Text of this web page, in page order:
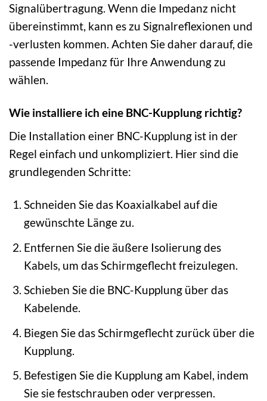
Signalübertragung. Wenn die Impedanz nicht
übereinstimmt, kann es zu Signalreflexionen und
-verlusten kommen. Achten Sie daher darauf, die
passende Impedanz für Ihre Anwendung zu
wählen.
Wie installiere ich eine BNC-Kupplung richtig?
Die Installation einer BNC-Kupplung ist in der
Regel einfach und unkompliziert. Hier sind die
grundlegenden Schritte:
Schneiden Sie das Koaxialkabel auf die
gewünschte Länge zu.
Entfernen Sie die äußere Isolierung des
Kabels, um das Schirmgeflecht freizulegen.
Schieben Sie die BNC-Kupplung über das
Kabelende.
Biegen Sie das Schirmgeflecht zurück über die
Kupplung.
Befestigen Sie die Kupplung am Kabel, indem
Sie sie festschrauben oder verpressen.